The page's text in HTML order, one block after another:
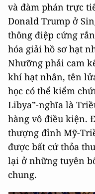
và đàm phán trực
Donald Trump ở
thông điệp cứng
hóa giải hồ sơ hạt
Nhưỡng phải cam
khí hạt nhân, tên
học có thể kiểm
Libya”-nghĩa là
hàng vô điều kiện.
thượng đỉnh Mỹ-
được bất cứ thỏa
lại ở những tuyên
chung.